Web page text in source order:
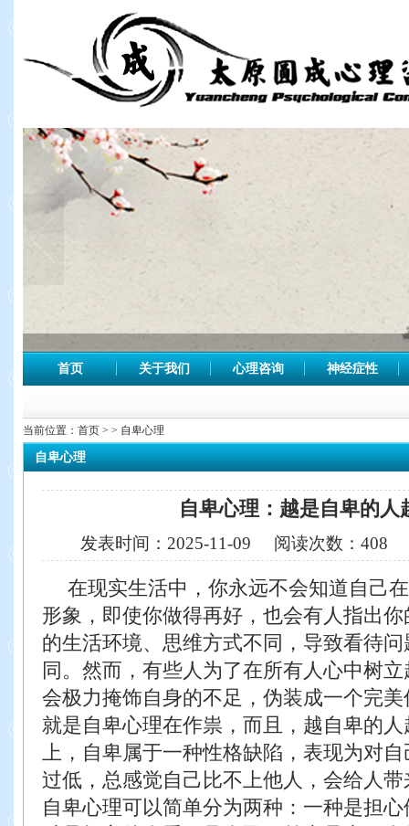
首页 关于我们 心理咨询 神经症性
当前位置： 首页 > > 自卑心理
自卑心理
自卑心理：越是自卑的人
发表时间： 2025-11-09 阅读次数： 408
在现实生活中，你永远不会知道自己
形象，即使你做得再好，也会有人指出
的生活环境、思维方式不同，导致看待
同。然而，有些人为了在所有人心中树
会极力掩饰自身的不足，伪装成一个完
就是自卑心理在作祟，而且，越自卑的
上，自卑属于一种性格缺陷，表现为对自
过低，总感觉自己比不上他人，会给人带
自卑心理可以简单分为两种：一种是担心